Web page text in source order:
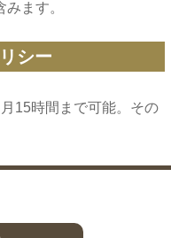
シー
15時間まで可能。その